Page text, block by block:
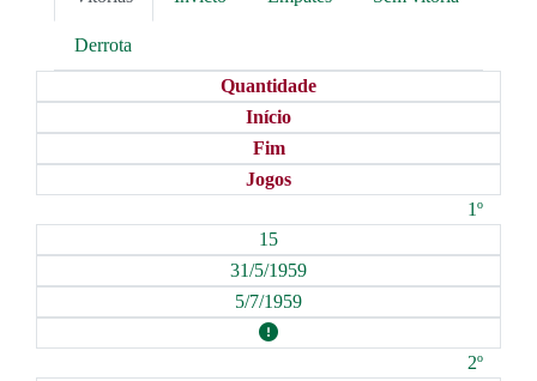
Derrota
Quantidade
Início
Fim
Jogos
1º
15
31/5/1959
5/7/1959
2º